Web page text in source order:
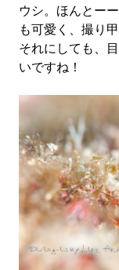
ウシ。ほんとー
も可愛く、撮り
それにしても、
いですね！